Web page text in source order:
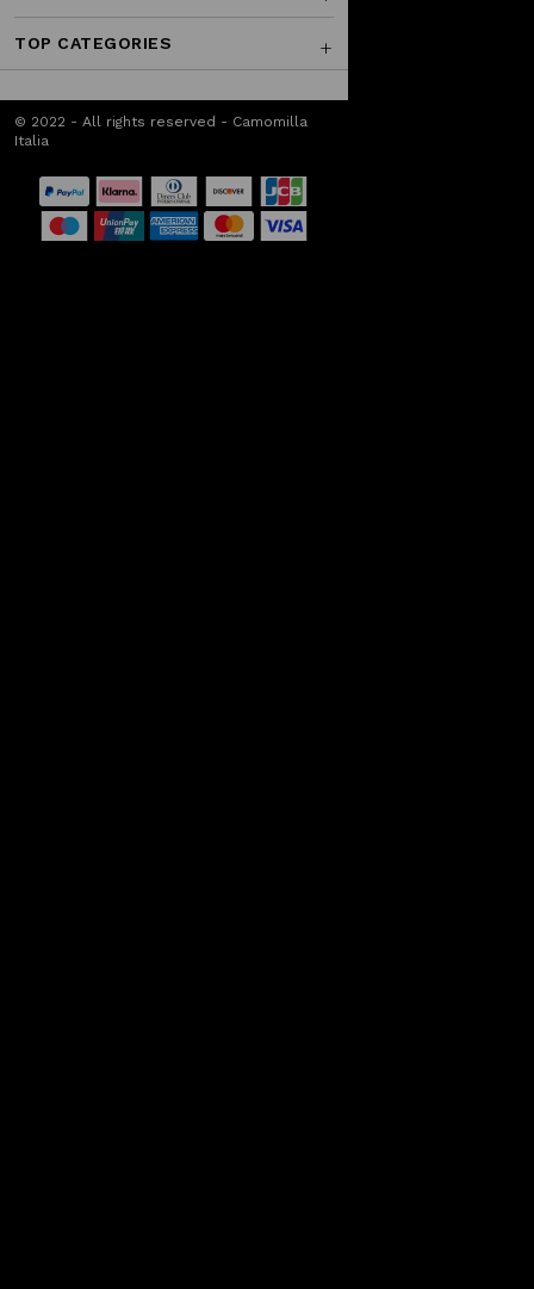
TOP CATEGORIES
© 2022 - All rights reserved - Camomilla
Italia